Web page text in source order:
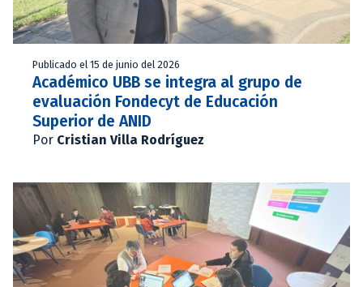
Publicado el 15 de junio del 2026
Académico UBB se integra al grupo de
evaluación Fondecyt de Educación
Superior de ANID
Por Cristian Villa Rodríguez